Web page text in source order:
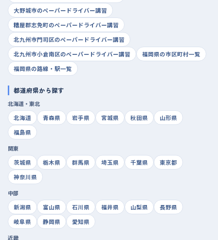
大野城市のペーパードライバー講習
糟屋郡志免町のペーパードライバー講習
北九州市門司区のペーパードライバー講習
北九州市小倉南区のペーパードライバー講習
福岡県の市区町村一覧
福岡県の路線・駅一覧
都道府県から探す
北海道・東北
北海道
青森県 岩手県 宮城県 秋田県
山形県
福島県
関東
茨城県
栃木県 群馬県 埼玉県 千葉県
東京都
神奈川県
中部
新潟県
富山県 石川県 福井県 山梨県
長野県
岐阜県
静岡県 愛知県
近畿